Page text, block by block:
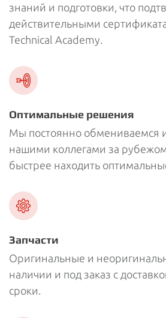
знаний и подготовки, что
действительными
Technical Academy.
Оптимальные решения
Мы постоянно обмениваемся
нашими коллегами за
быстрее находить
Запчасти
Оригинальные и
наличии и под заказ с
сроки.